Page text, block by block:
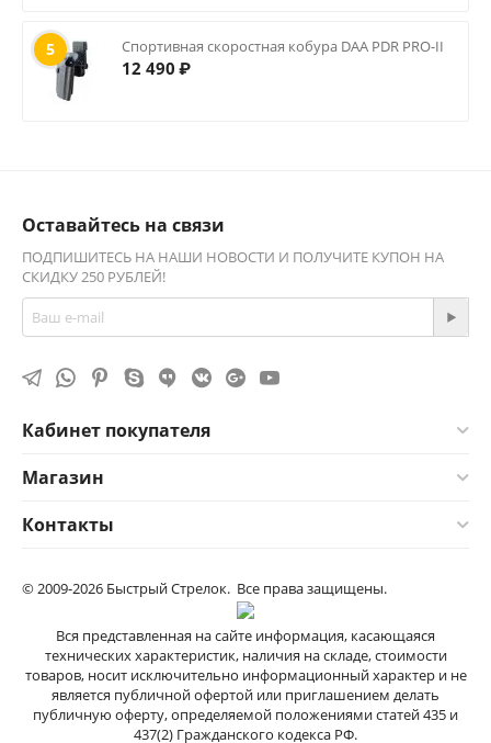
5 Спортивная скоростная кобура DAA PDR PRO-II
12 490 ₽
Оставайтесь на связи
ПОДПИШИТЕСЬ НА НАШИ НОВОСТИ И ПОЛУЧИТЕ КУПОН НА
СКИДКУ 250 РУБЛЕЙ!
Кабинет покупателя
Магазин
Контакты
© 2009-2026 Быстрый Стрелок. Все права защищены.
Вся представленная на сайте информация, касающаяся
технических характеристик, наличия на складе, стоимости
товаров, носит исключительно информационный характер и не
является публичной офертой или приглашением делать
публичную оферту, определяемой положениями cтатей 435 и
437(2) Гражданского кодекса РФ.